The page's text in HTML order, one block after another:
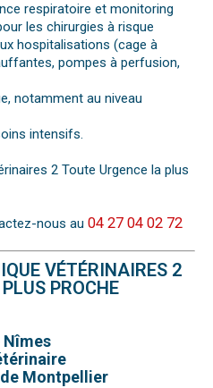
respiratoire et monitoring
les chirurgies à risque
hospitalisations (cage à
pompes à perfusion,
notamment au niveau
intensifs.
2 Toute Urgence la plus
nous au 04 27 04 02 72
VÉTÉRINAIRES 2
PROCHE
Nîmes
Montpellier